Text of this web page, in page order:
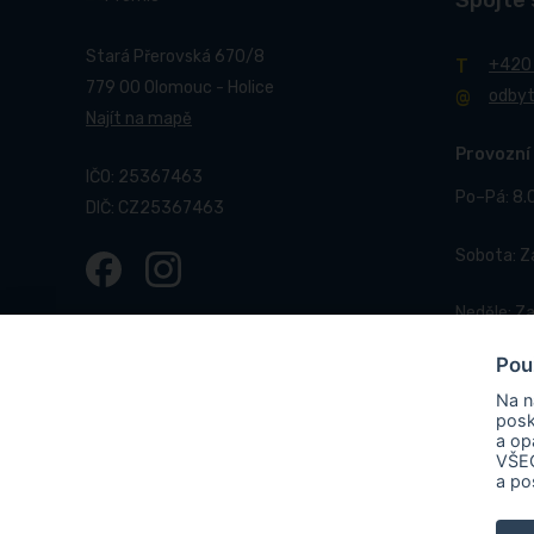
Stará Přerovská 670/8
779 00 Olomouc - Holice
Najít na mapě
IČO: 25367463
DIČ: CZ25367463
+420
Provozní
Po–Pá:
Sobota:
Neděle:
Webové stránky
PNEUCENTRUM N & N s. r. o.ve
Na
a
a